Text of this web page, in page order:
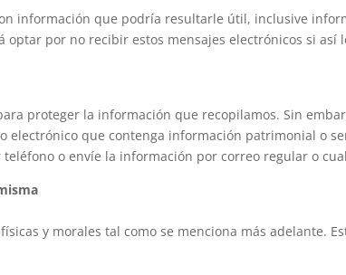
información que podría resultarle útil, inclusive
por no recibir estos mensajes electrónicos si así
proteger la información que recopilamos. Sin
electrónico que contenga información patrimonial o
o envíe la información por correo regular o
y morales tal como se menciona más adelante.